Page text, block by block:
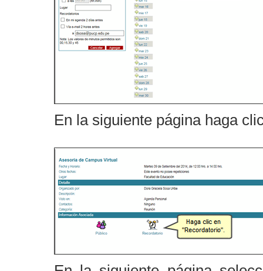
En la siguiente página haga